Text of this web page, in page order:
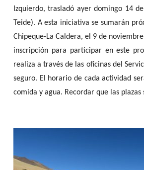
Izquierdo, trasladó ayer domingo 14
Teide). A esta iniciativa se sumarán
Chipeque-La Caldera, el 9 de
inscripción para participar en este
realiza a través de las oficinas del
seguro. El horario de cada actividad
comida y agua. Recordar que las